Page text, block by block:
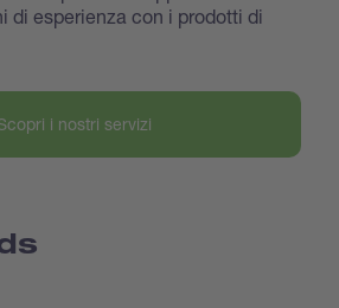
di esperienza con i prodotti di
i nostri servizi